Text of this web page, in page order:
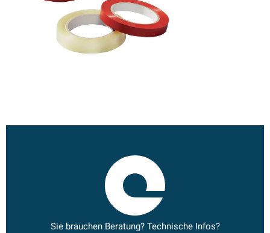
Sie brauchen Beratung? Technische Infos?